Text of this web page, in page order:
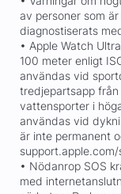
av personer som
diagnostiserats
• Apple Watch
100 meter enligt
användas vid
tredjepartsapp
vattensporter i
användas vid
är inte permanent
• Nödanrop SOS
med